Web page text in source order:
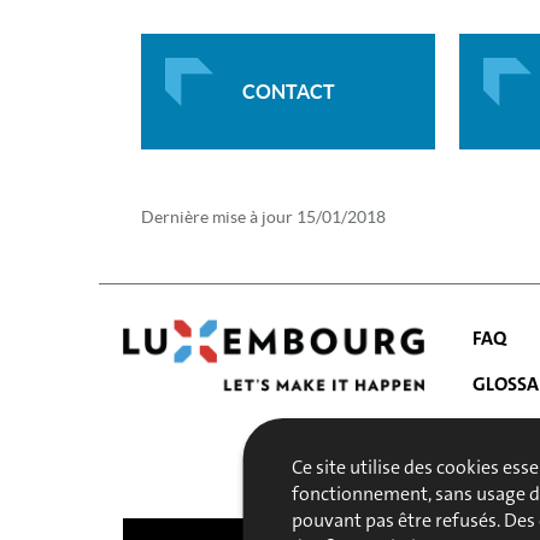
Ce site utilise des cookies
fonctionnement, sans usage
pouvant pas être refusés.
CONTACT
Dernière mise à jour 15/01/2018
MENU
FAQ